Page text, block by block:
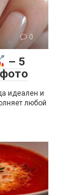
0
– 5
идеален и
любой